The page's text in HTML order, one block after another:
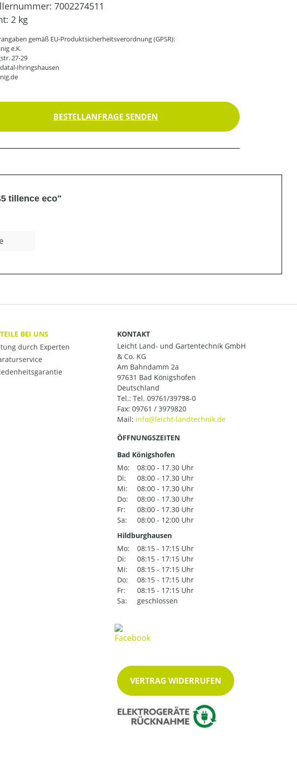
7002274511
2 kg
gemäß EU-Produktsicherheitsverordnung (GPSR):
e.K.
27-29
Ihringshausen
BESTELLANFRAGE SENDEN
tillence eco"
BEI UNS
durch Experten
KONTAKT
Leicht Land- und Gartentechnik GmbH
& Co. KG
Am Bahndamm 2a
97631 Bad Königshofen
Deutschland
Tel.: Tel. 09761/39798-0
Fax: 09761 / 3979820
Mail:
ÖFFNUNGSZEITEN
Bad Königshofen
Mo:
08:00 - 17.30 Uhr
Di:
08:00 - 17.30 Uhr
Mi:
08:00 - 17.30 Uhr
Do:
08:00 - 17.30 Uhr
Fr:
08:00 - 17.30 Uhr
Sa:
08:00 - 12:00 Uhr
Hildburghausen
Mo:
08:15 - 17:15 Uhr
Di:
08:15 - 17:15 Uhr
Mi:
08:15 - 17:15 Uhr
Do:
08:15 - 17:15 Uhr
Fr:
08:15 - 17:15 Uhr
Sa:
geschlossen
VERTRAG WIDERRUFEN